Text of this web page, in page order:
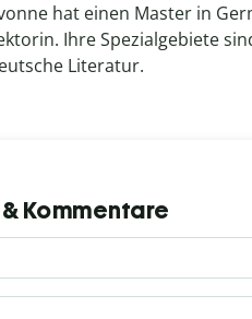
hat einen Master in
Ihre Spezialgebiete
Literatur.
Kommentare